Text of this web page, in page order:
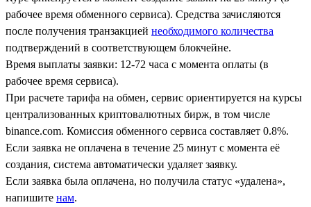
рабочее время обменного сервиса). Средства зачисляются
после получения транзакцией необходимого количества
подтверждений в соответствующем блокчейне.
Время выплаты заявки: 12-72 часа с момента оплаты (в
рабочее время сервиса).
При расчете тарифа на обмен, сервис ориентируется на курсы
централизованных криптовалютных бирж, в том числе
binance.com. Комиссия обменного сервиса составляет 0.8%.
Если заявка не оплачена в течение 25 минут с момента её
создания, система автоматически удаляет заявку.
Если заявка была оплачена, но получила статус «удалена»,
напишите нам.